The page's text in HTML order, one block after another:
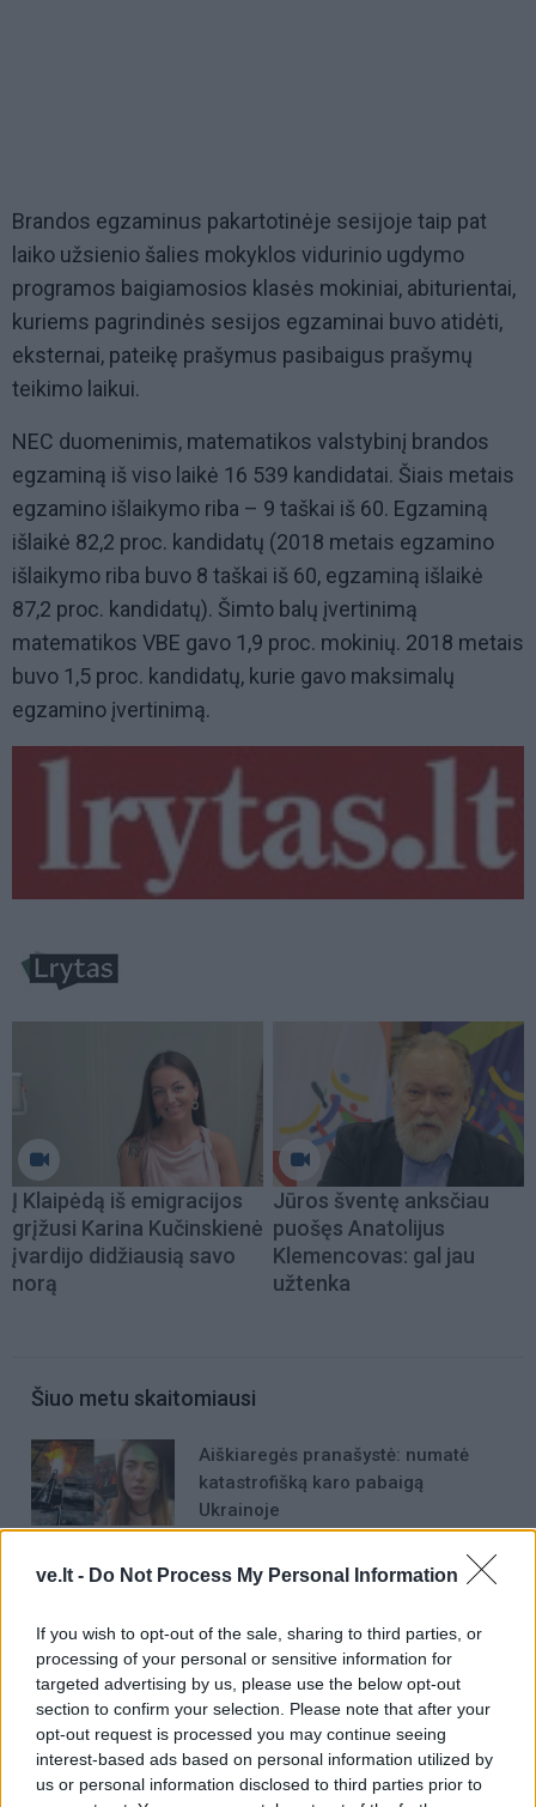
ve.lt - Do Not Process My Personal Information
If you wish to opt-out of the sale, sharing to third parties, or
processing of your personal or sensitive information for
targeted advertising by us, please use the below opt-out
section to confirm your selection. Please note that after your
opt-out request is processed you may continue seeing
interest-based ads based on personal information utilized by
us or personal information disclosed to third parties prior to
Brandos egzaminus pakartotinėje sesijoje taip pat
laiko užsienio šalies mokyklos vidurinio ugdymo
programos baigiamosios klasės mokiniai, abiturientai,
kuriems pagrindinės sesijos egzaminai buvo atidėti,
eksternai, pateikę prašymus pasibaigus prašymų
teikimo laikui.
NEC duomenimis, matematikos valstybinį brandos
egzaminą iš viso laikė 16 539 kandidatai. Šiais metais
egzamino išlaikymo riba – 9 taškai iš 60. Egzaminą
išlaikė 82,2 proc. kandidatų (2018 metais egzamino
išlaikymo riba buvo 8 taškai iš 60, egzaminą išlaikė
87,2 proc. kandidatų). Šimto balų įvertinimą
matematikos VBE gavo 1,9 proc. mokinių. 2018 metais
buvo 1,5 proc. kandidatų, kurie gavo maksimalų
egzamino įvertinimą.
Į Klaipėdą iš emigracijos
grįžusi Karina Kučinskienė
įvardijo didžiausią savo
norą
Jūros šventę anksčiau
puošęs Anatolijus
Klemencovas: gal jau
užtenka
Šiuo metu skaitomiausi
Aiškiaregės pranašystė: numatė
katastrofišką karo pabaigą
Ukrainoje
Negrįžo iš Jūros šventės: artimieji
laukė dvi savaites
Kaip atjauninti įvaizdį artėjant prie
60-ies: 10 kirpimų, kurie vizualiai
jaunina